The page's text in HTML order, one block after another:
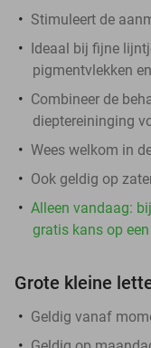
Stimuleert de
Ideaal bij fijne
pigmentvlekken
Combineer de
dieptereininging
Wees welkom in
Ook geldig op
Alleen vandaag:
gratis kans op
Grote kleine
Geldig vanaf